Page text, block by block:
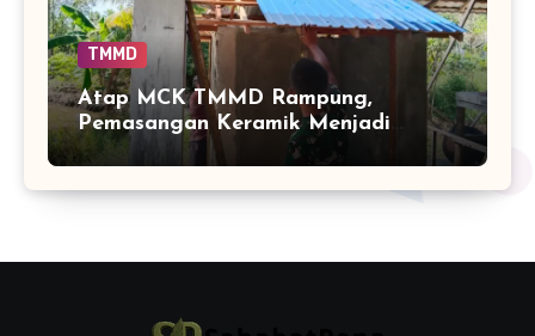
TMMD
Atap MCK TMMD Rampung,
Pemasangan Keramik Menjadi
Sentuhan Akhir Fasilitas Sanitasi di